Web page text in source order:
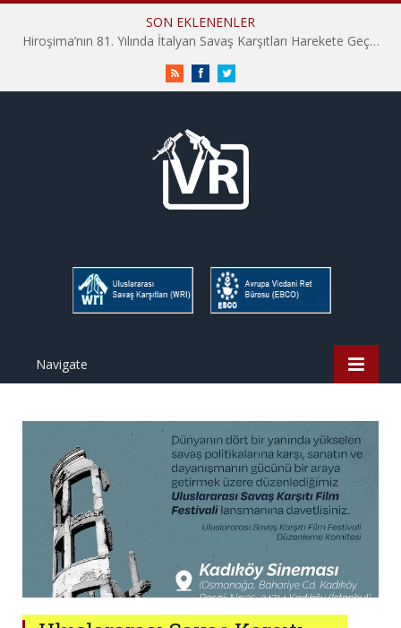
SON EKLENENLER
Hiroşima’nın 81. Yılında İtalyan Savaş Karşıtları Harekete Geçti: “Hatırlamak yeterli değil”
RSS FacebookTwitter
Navigate